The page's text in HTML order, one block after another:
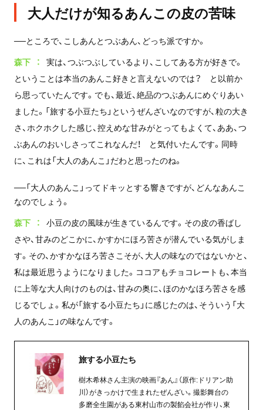
大人だけが知るあんこの皮の苦味
──ところで、こしあんとつぶあん、どっち派ですか。
森下
実は、つぶつぶしているより、こしてある方が好きで。
ということは本当のあんこ好きと言えないのでは？ と以前か
ら思っていたんです。でも、最近、絶品のつぶあんにめぐりあい
ました。「旅する小豆たち」というぜんざいなのですが、粒の大き
さ、ホクホクした感じ、控えめな甘みがとってもよくて、ああ、つ
ぶあんのおいしさってこれなんだ！ と気付いたんです。同時
に、これは「大人のあんこ」だわと思ったのね。
──「大人のあんこ」ってドキッとする響きですが、どんなあんこ
なのでしょう。
森下
小豆の皮の風味が生きているんです。その皮の香ばし
さや、甘みのどこかに、かすかにほろ苦さが潜んでいる気がしま
す。その、かすかなほろ苦さこそが、大人の味なのではないかと、
私は最近思うようになりました。ココアもチョコレートも、本当
に上等な大人向けのものは、甘みの奥に、ほのかなほろ苦さを感
じるでしょ。私が「旅する小豆たち」に感じたのは、そういう「大
人のあんこ」の味なんです。
旅する小豆たち
樹木希林さん主演の映画『あん』（原作:ドリアン助
川）がきっかけで生まれたぜんざい。撮影舞台の
多磨全生園がある東村山市の製餡会社が作り、東